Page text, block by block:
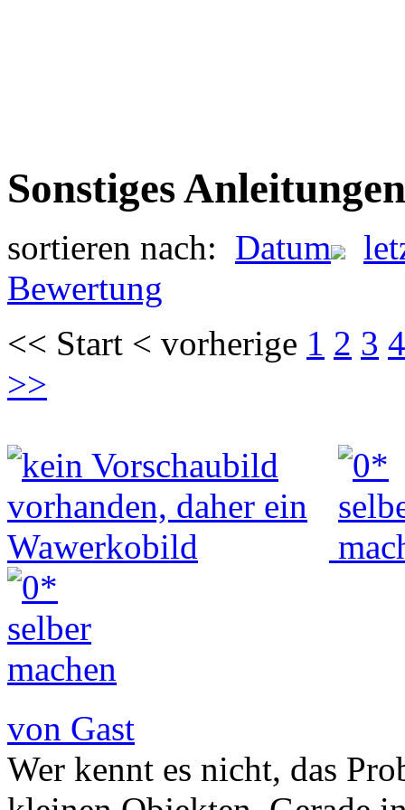
Sonstiges Anleitungen
sortieren nach: Datum
Bewertung
<< Start < vorherige 1 2 3 4
>>
von Gast
Wer kennt es nicht, das